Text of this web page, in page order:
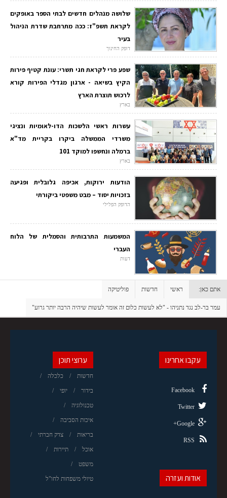
שלושה מנהלים חדשים לבתי הספר באופקים
לקראת תשפ"ז: ככה מתרחבת שדרת הניהול
בעיר
דופק החינוך
שפע פרי לקראת חגי תשרי: עונת קטיף פירות
הקיץ בשיאה - ארגון מגדלי הפירות קורא
לרכוש תוצרת הארץ
בארץ
עשרות ראשי הלשכות הדו-לאומיות ונציגי
משרדי הממשלה ביקרו בקריית מד"א
ברמלה ונחשפו למוקד 101
בארץ
הודעות ירוקות, אכיפה גלובלית ופגיעה
בזכויות יסוד – מבט משפטי ביקורתי
הדופק הפלילי
המשמעות התרבותית והסמלית של הלוח
העברי
דעות
אתם כאן: ראשי חדשות פוליטיקה
עמר בר-לב נגד נתניהו - "לא לעשות כלום זה אומר לעשות שיהיה הרבה יותר גרוע"
ערוצי תוכן
חדשות כלכלה
בידור יופי
טכנולוגיה
איכות הסביבה
בריאות צדק חברתי
אוכל תיירות
משפט
טיולי משפחות לחו"ל
עקבו אחרינו
Facebook
Twitter
Google+
RSS
אודות ועזרה